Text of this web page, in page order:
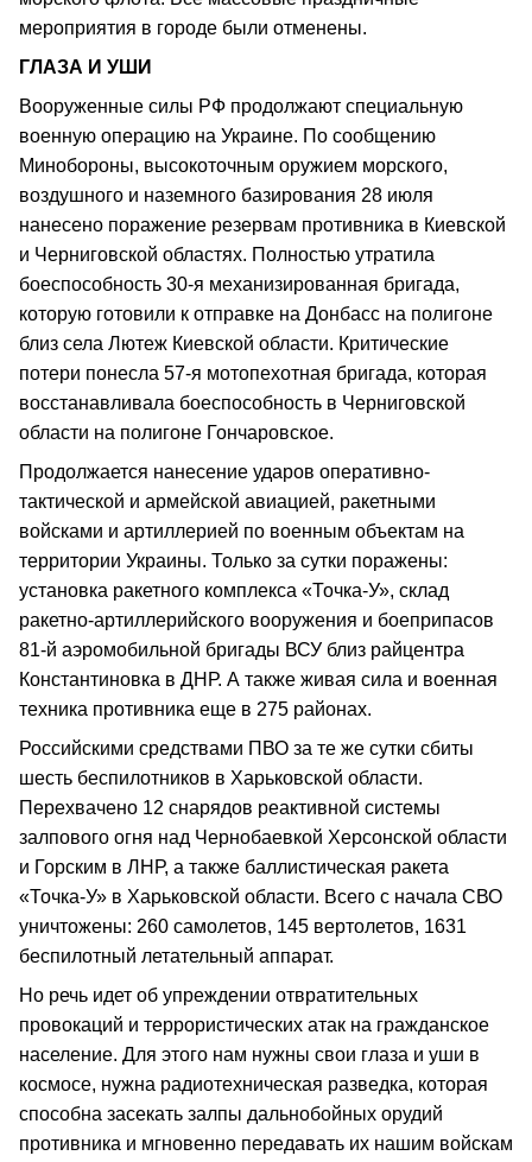
мероприятия в городе были отменены.
ГЛАЗА И УШИ
Вооруженные силы РФ продолжают специальную
военную операцию на Украине. По сообщению
Минобороны, высокоточным оружием морского,
воздушного и наземного базирования 28 июля
нанесено поражение резервам противника в Киевской
и Черниговской областях. Полностью утратила
боеспособность 30-я механизированная бригада,
которую готовили к отправке на Донбасс на полигоне
близ села Лютеж Киевской области. Критические
потери понесла 57-я мотопехотная бригада, которая
восстанавливала боеспособность в Черниговской
области на полигоне Гончаровское.
Продолжается нанесение ударов оперативно-
тактической и армейской авиацией, ракетными
войсками и артиллерией по военным объектам на
территории Украины. Только за сутки поражены:
установка ракетного комплекса «Точка-У», склад
ракетно-артиллерийского вооружения и боеприпасов
81-й аэромобильной бригады ВСУ близ райцентра
Константиновка в ДНР. А также живая сила и военная
техника противника еще в 275 районах.
Российскими средствами ПВО за те же сутки сбиты
шесть беспилотников в Харьковской области.
Перехвачено 12 снарядов реактивной системы
залпового огня над Чернобаевкой Херсонской области
и Горским в ЛНР, а также баллистическая ракета
«Точка-У» в Харьковской области. Всего с начала СВО
уничтожены: 260 самолетов, 145 вертолетов, 1631
беспилотный летательный аппарат.
Но речь идет об упреждении отвратительных
провокаций и террористических атак на гражданское
население. Для этого нам нужны свои глаза и уши в
космосе, нужна радиотехническая разведка, которая
способна засекать залпы дальнобойных орудий
противника и мгновенно передавать их нашим войскам